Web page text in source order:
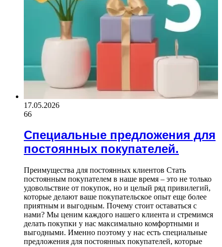
17.05.2026
66
Специальные предложения для
постоянных покупателей.
Преимущества для постоянных клиентов Стать
постоянным покупателем в наше время – это не только
удовольствие от покупок, но и целый ряд привилегий,
которые делают ваше покупательское опыт еще более
приятным и выгодным. Почему стоит оставаться с
нами? Мы ценим каждого нашего клиента и стремимся
делать покупки у нас максимально комфортными и
выгодными. Именно поэтому у нас есть специальные
предложения для постоянных покупателей, которые